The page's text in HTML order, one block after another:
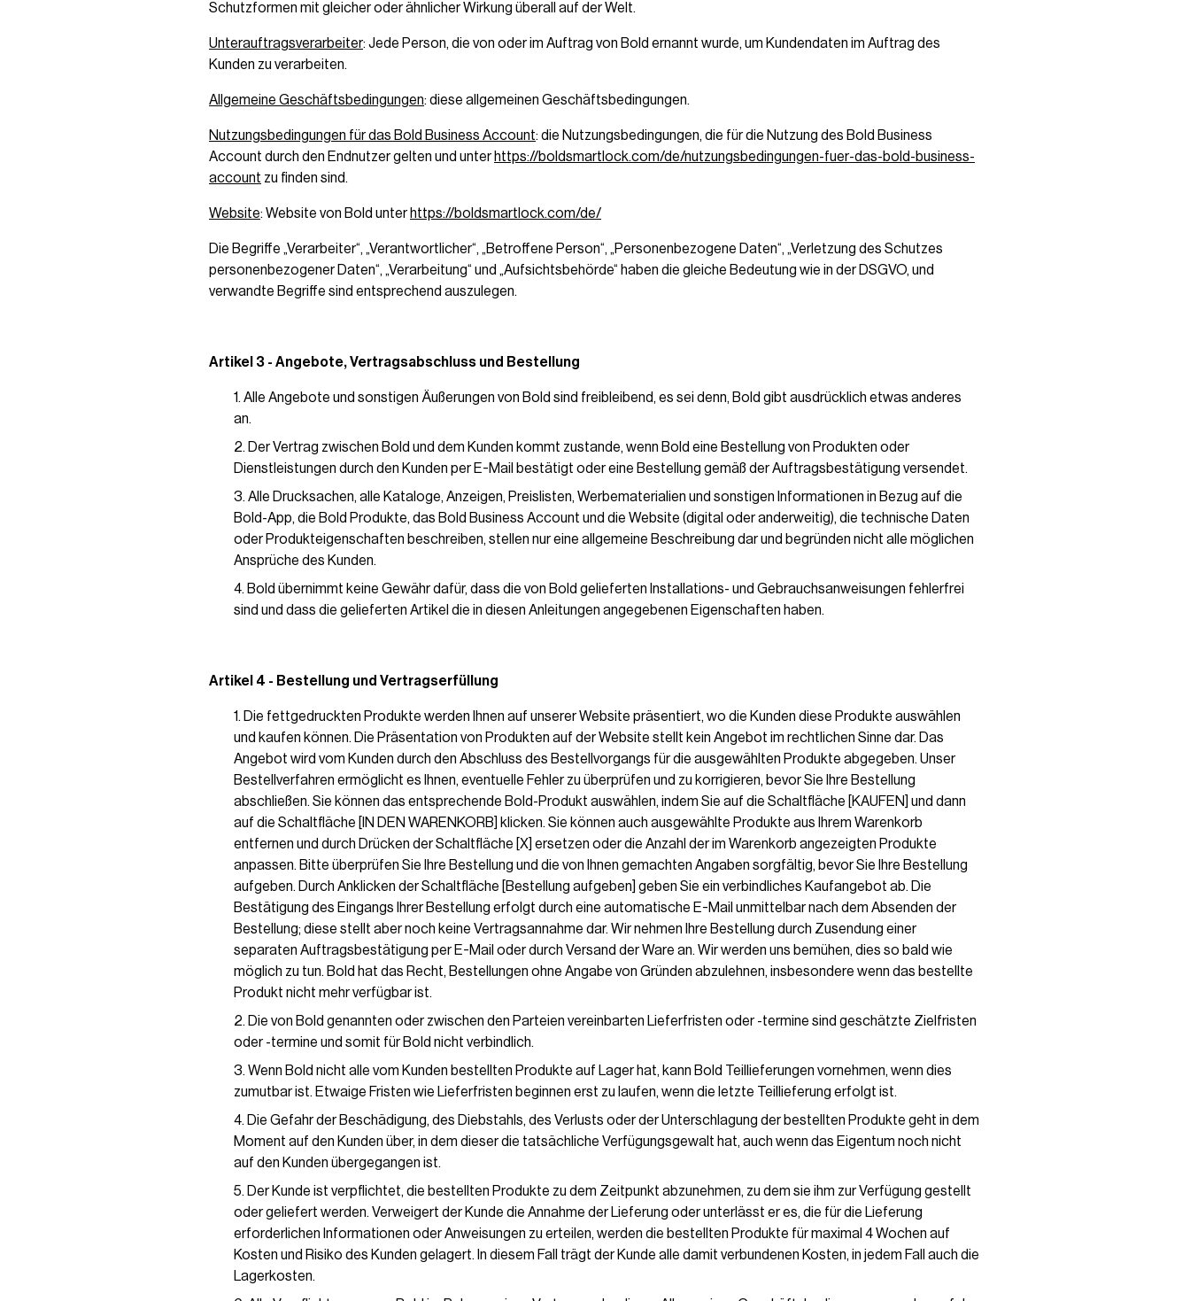
Schutzformen mit gleicher oder ähnlicher Wirkung überall auf der Welt.
Unterauftragsverarbeiter: Jede Person, die von oder im Auftrag von Bold ernannt wurde, um Kundendaten im Auftrag des
Kunden zu verarbeiten.
Allgemeine Geschäftsbedingungen: diese allgemeinen Geschäftsbedingungen.
Nutzungsbedingungen für das Bold Business Account: die Nutzungsbedingungen, die für die Nutzung des Bold Business
Account durch den Endnutzer gelten und unter https://boldsmartlock.com/de/nutzungsbedingungen-fuer-das-bold-business-
account zu finden sind.
Website: Website von Bold unter https://boldsmartlock.com/de/
Die Begriffe „Verarbeiter“, „Verantwortlicher“, „Betroffene Person“, „Personenbezogene Daten“, „Verletzung des Schutzes
personenbezogener Daten“, „Verarbeitung“ und „Aufsichtsbehörde“ haben die gleiche Bedeutung wie in der DSGVO, und
verwandte Begriffe sind entsprechend auszulegen.
Artikel 3 - Angebote, Vertragsabschluss und Bestellung
Alle Angebote und sonstigen Äußerungen von Bold sind freibleibend, es sei denn, Bold gibt ausdrücklich etwas anderes
an.
Der Vertrag zwischen Bold und dem Kunden kommt zustande, wenn Bold eine Bestellung von Produkten oder
Dienstleistungen durch den Kunden per E-Mail bestätigt oder eine Bestellung gemäß der Auftragsbestätigung versendet.
Alle Drucksachen, alle Kataloge, Anzeigen, Preislisten, Werbematerialien und sonstigen Informationen in Bezug auf die
Bold-App, die Bold Produkte, das Bold Business Account und die Website (digital oder anderweitig), die technische Daten
oder Produkteigenschaften beschreiben, stellen nur eine allgemeine Beschreibung dar und begründen nicht alle möglichen
Ansprüche des Kunden.
Bold übernimmt keine Gewähr dafür, dass die von Bold gelieferten Installations- und Gebrauchsanweisungen fehlerfrei
sind und dass die gelieferten Artikel die in diesen Anleitungen angegebenen Eigenschaften haben.
Artikel 4 - Bestellung und Vertragserfüllung
Die fettgedruckten Produkte werden Ihnen auf unserer Website präsentiert, wo die Kunden diese Produkte auswählen
und kaufen können. Die Präsentation von Produkten auf der Website stellt kein Angebot im rechtlichen Sinne dar. Das
Angebot wird vom Kunden durch den Abschluss des Bestellvorgangs für die ausgewählten Produkte abgegeben. Unser
Bestellverfahren ermöglicht es Ihnen, eventuelle Fehler zu überprüfen und zu korrigieren, bevor Sie Ihre Bestellung
abschließen. Sie können das entsprechende Bold-Produkt auswählen, indem Sie auf die Schaltfläche [KAUFEN] und dann
auf die Schaltfläche [IN DEN WARENKORB] klicken. Sie können auch ausgewählte Produkte aus Ihrem Warenkorb
entfernen und durch Drücken der Schaltfläche [X] ersetzen oder die Anzahl der im Warenkorb angezeigten Produkte
anpassen. Bitte überprüfen Sie Ihre Bestellung und die von Ihnen gemachten Angaben sorgfältig, bevor Sie Ihre Bestellung
aufgeben. Durch Anklicken der Schaltfläche [Bestellung aufgeben] geben Sie ein verbindliches Kaufangebot ab. Die
Bestätigung des Eingangs Ihrer Bestellung erfolgt durch eine automatische E-Mail unmittelbar nach dem Absenden der
Bestellung; diese stellt aber noch keine Vertragsannahme dar. Wir nehmen Ihre Bestellung durch Zusendung einer
separaten Auftragsbestätigung per E-Mail oder durch Versand der Ware an. Wir werden uns bemühen, dies so bald wie
möglich zu tun. Bold hat das Recht, Bestellungen ohne Angabe von Gründen abzulehnen, insbesondere wenn das bestellte
Produkt nicht mehr verfügbar ist.
Die von Bold genannten oder zwischen den Parteien vereinbarten Lieferfristen oder -termine sind geschätzte Zielfristen
oder -termine und somit für Bold nicht verbindlich.
Wenn Bold nicht alle vom Kunden bestellten Produkte auf Lager hat, kann Bold Teillieferungen vornehmen, wenn dies
zumutbar ist. Etwaige Fristen wie Lieferfristen beginnen erst zu laufen, wenn die letzte Teillieferung erfolgt ist.
Die Gefahr der Beschädigung, des Diebstahls, des Verlusts oder der Unterschlagung der bestellten Produkte geht in dem
Moment auf den Kunden über, in dem dieser die tatsächliche Verfügungsgewalt hat, auch wenn das Eigentum noch nicht
auf den Kunden übergegangen ist.
Der Kunde ist verpflichtet, die bestellten Produkte zu dem Zeitpunkt abzunehmen, zu dem sie ihm zur Verfügung gestellt
oder geliefert werden. Verweigert der Kunde die Annahme der Lieferung oder unterlässt er es, die für die Lieferung
erforderlichen Informationen oder Anweisungen zu erteilen, werden die bestellten Produkte für maximal 4 Wochen auf
Kosten und Risiko des Kunden gelagert. In diesem Fall trägt der Kunde alle damit verbundenen Kosten, in jedem Fall auch die
Lagerkosten.